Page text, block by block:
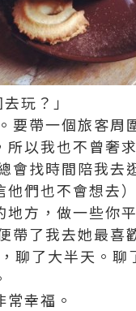
玩？」
帶一個旅客周
以我也不曾奢
找時間陪我去
們也不會想去）
方，做一些你
了我去她最喜
了大半天。聊
幸福。